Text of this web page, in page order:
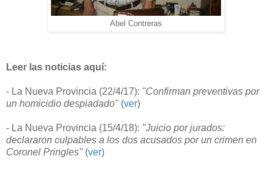
Abel Contreras
Leer las noticias aquí:
- La Nueva Provincia (22/4/17): "Confirman preventivas por
un homicidio despiadado" (ver)
- La Nueva Provincia (15/4/18): "Juicio por jurados:
declararon culpables a los dos acusados por un crimen en
Coronel Pringles" (ver)